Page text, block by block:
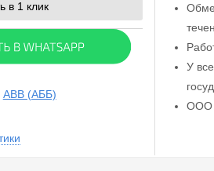
в 1 клик
ABB (АББ)
У
ООО